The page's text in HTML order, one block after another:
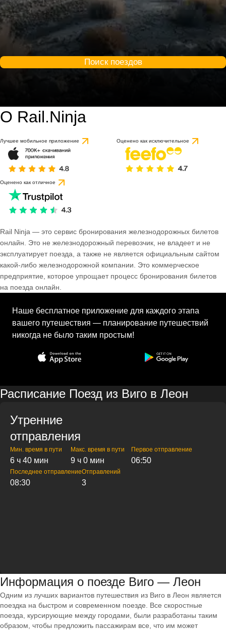
Поиск поездов
О Rail.Ninja
Лучшее мобильное приложение Оценено как исключительное
Оценено как отличное
Rail Ninja — это сервис бронирования железнодорожных билетов
онлайн. Это не железнодорожный перевозчик, не владеет и не
эксплуатирует поезда, а также не является официальным сайтом
какой-либо железнодорожной компании. Это коммерческое
предприятие, которое упрощает процесс бронирования билетов
на поезда онлайн.
Наше бесплатное приложение для каждого этапа
вашего путешествия — планирование путешествий
никогда не было таким простым!
Расписание Поезд из Виго в Леон
Утренние
отправления
Мин. время в пути
6 ч 40 мин
Макс. время в пути
9 ч 0 мин
Первое отправление
06:50
Последнее отправление
08:30
Отправлений
3
Информация о поезде Виго — Леон
Одним из лучших вариантов путешествия из Виго в Леон является
поездка на быстром и современном поезде. Все скоростные
поезда, курсирующие между городами, были разработаны таким
образом, чтобы предложить пассажирам все, что им может